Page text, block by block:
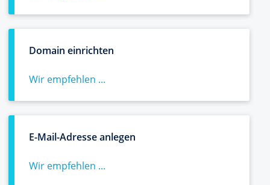
Domain einrichten
Wir empfehlen ...
E-Mail-Adresse anlegen
Wir empfehlen ...